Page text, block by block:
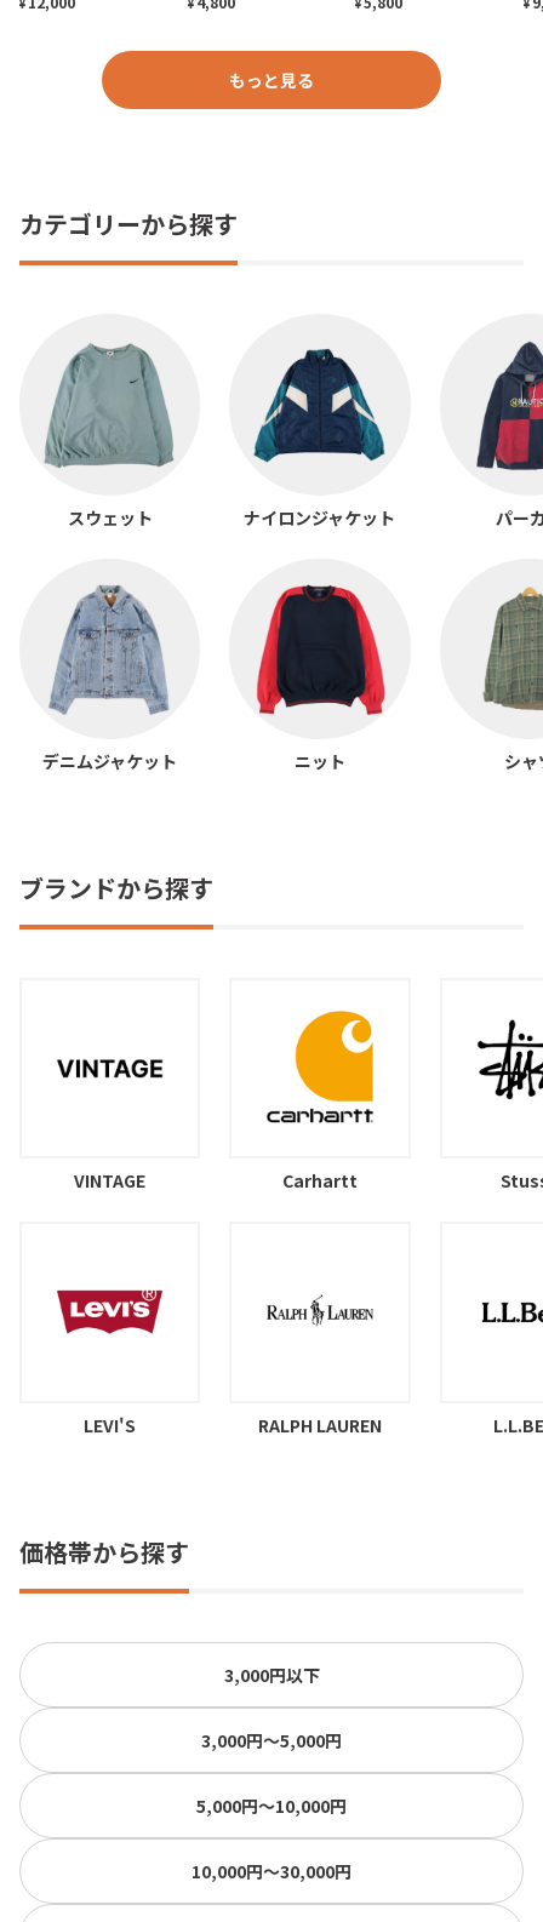
¥ ¥ ¥ ¥
もっと見る
カテゴリーから探す
スウェット ナイロンジャケット パー
デニムジャケット ニット シャ
ブランドから探す
VINTAGE Carhartt
LEVI'S RALPH LAUREN
価格帯から探す
3,000円以下
3,000円〜5,000円
5,000円〜10,000円
10,000円〜30,000円